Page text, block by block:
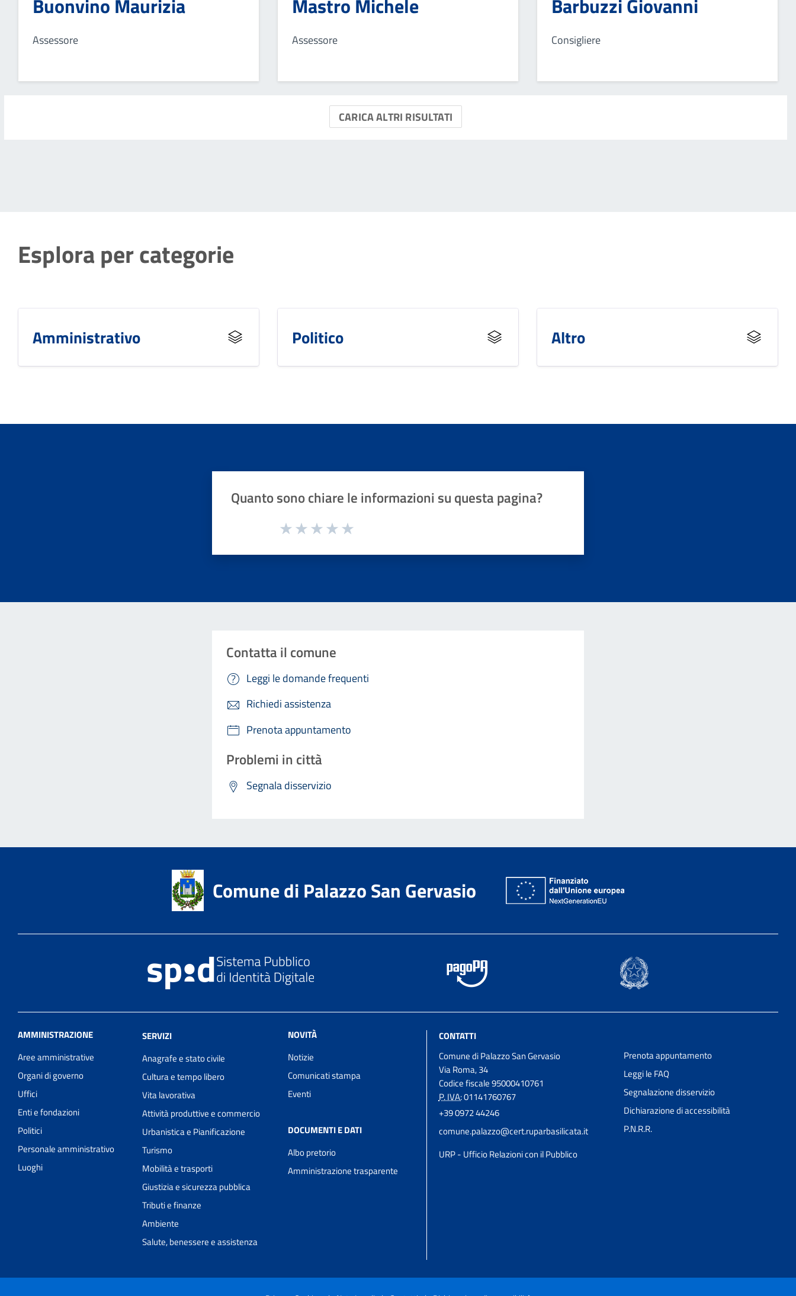
Buonvino Maurizia
Assessore
Mastro Michele
Assessore
Barbuzzi Giovanni
Consigliere
CARICA ALTRI RISULTATI
Esplora per categorie
Amministrativo Politico Altro
Quanto sono chiare le informazioni su questa pagina?
Valuta da 1 a 5 stelle la pagina
Contatta il comune
Leggi le domande frequenti
Richiedi assistenza
Prenota appuntamento
Problemi in città
Segnala disservizio
Comune di Palazzo San Gervasio
AMMINISTRAZIONE
Aree amministrative
Organi di governo
Uffici
Enti e fondazioni
Politici
Personale amministrativo
Luoghi
SERVIZI
Anagrafe e stato civile
Cultura e tempo libero
Vita lavorativa
Attività produttive e commercio
Urbanistica e Pianificazione
Turismo
Mobilità e trasporti
Giustizia e sicurezza pubblica
Tributi e finanze
Ambiente
Salute, benessere e assistenza
NOVITÀ
Notizie
Comunicati stampa
Eventi
DOCUMENTI E DATI
Albo pretorio
Amministrazione trasparente
CONTATTI
Comune di Palazzo San Gervasio
Via Roma, 34
Codice fiscale 95000410761
P. IVA:01141760767
+39 0972 44246
comune.palazzo@cert.ruparbasilicata.it
URP - Ufficio Relazioni con il Pubblico
Prenota appuntamento
Leggi le FAQ
Segnalazione disservizio
Dichiarazione di accessibilità
P.N.R.R.